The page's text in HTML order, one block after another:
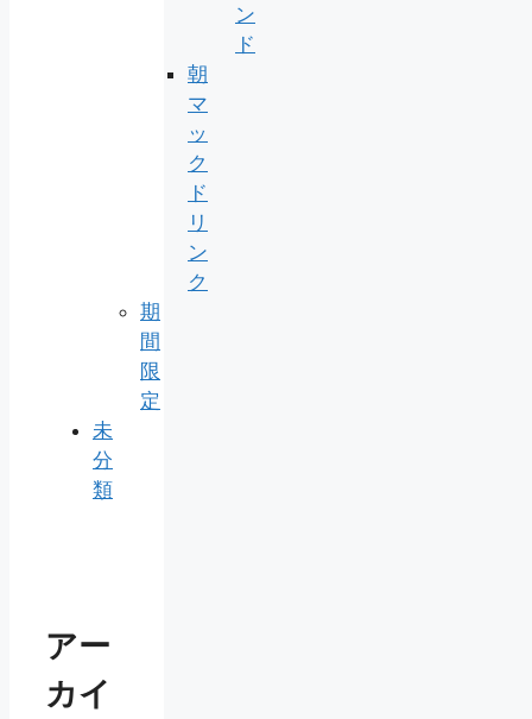
ン
ド
朝
マ
ッ
ク
ド
リ
ン
ク
期
間
限
定
未
分
類
アー
カイ